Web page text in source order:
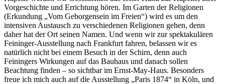
Vorgeschichte und Errichtung hören. Im Garten der Religionen
(Erkundung „Vom Geborgensein im Freien“) wird es um den
intensiven Austausch zu verschiedenen Religionen gehen, denn
daher hat der Ort seinen Namen. Und wenn wir zur spektakulären
Feininger-Ausstellung nach Frankfurt fahren, belassen wir es
natürlich nicht bei einem Besuch in der Schirn, denn auch
Feiningers Wirkungen auf das Bauhaus und danach sollen
Beachtung finden – so sichtbar im Ernst-May-Haus. Besonders
freue ich mich auch auf die Ausstellung „Paris 1874“ in Köln, und